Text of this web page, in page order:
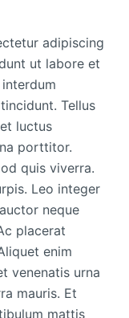
adipiscing
ut labore et
Tellus
luctus
porttitor.
quis viverra.
Leo integer
neque
placerat
enim
venenatis urna
mauris. Et
mattis